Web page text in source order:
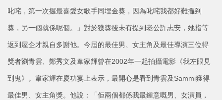
叱咤，第一次攞最喜愛女歌手同埋金獎，因為叱咤我都好難攞到
獎，另一個就係呢個。」對於獲獎後未有提到老公許志安，她指等
返到屋企才親自多謝他。今屆的最佳男、女主角及最佳導演三位得
獎者劉青雲、鄭秀文及韋家輝曾在2002年一起拍攝電影《我左眼見
到鬼》。韋家輝在慶功宴上表示，最開心是看到青雲及Sammi獲得
最佳男、女主角獎。他說：「佢兩個都係我最鍾意嘅男、女演員，